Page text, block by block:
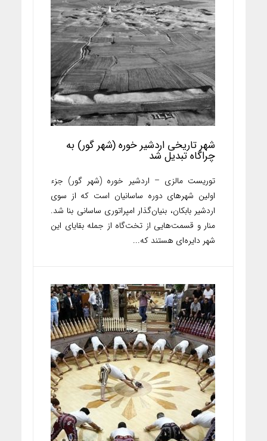
شهر تاریخی اردشیر خوره (شهر گور) به
چراگاه تبدیل شد
توریست مالزی – اردشیر خوره (شهر گور) جزء
اولین شهرهای دوره ساسانیان است که از سوی
اردشیر بابکان، بنیان‌گذار امپراتوری ساسانی بنا شد.
منار و قسمت‌هایی از تخت‌گاه از ‌جمله بقایای این
شهر دایره‌ای هستند که...